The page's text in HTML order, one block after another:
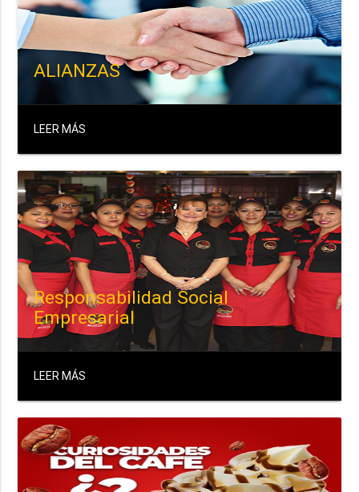
ALIANZAS
LEER MÁS
Responsabilidad Social
Empresarial
LEER MÁS